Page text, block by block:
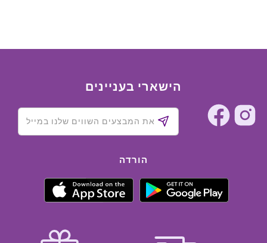
הישארי בעניינים
הורדה